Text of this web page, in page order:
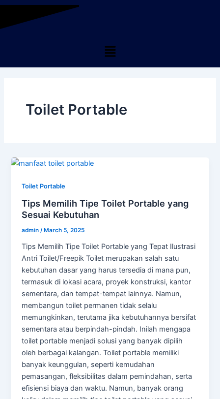
Skip
content
Menu
Toilet Portable
Toilet Portable
Tips Memilih Tipe Toilet Portable yang
Sesuai Kebutuhan
admin/ March 5, 2025
Tips Memilih Tipe Toilet Portable yang Tepat Ilustrasi
Antri Toilet/Freepik Toilet merupakan salah satu
kebutuhan dasar yang harus tersedia di mana pun,
termasuk di lokasi acara, proyek konstruksi, kantor
sementara, dan tempat-tempat lainnya. Namun,
membangun toilet permanen tidak selalu
memungkinkan, terutama jika kebutuhannya bersifat
sementara atau berpindah-pindah. Inilah mengapa
toilet portable menjadi solusi yang banyak dipilih
oleh berbagai kalangan. Toilet portable memiliki
banyak keunggulan, seperti kemudahan
pemasangan, fleksibilitas dalam pemindahan, serta
efisiensi biaya dan waktu. Namun, banyak orang